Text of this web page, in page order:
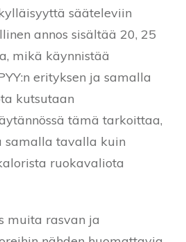
sääteleviin
annos sisältää 20, 25
mikä käynnistää
erityksen ja samalla
kutsutaan
tämä tarkoittaa,
samalla tavalla kuin
ruokavaliota
muita rasvan ja